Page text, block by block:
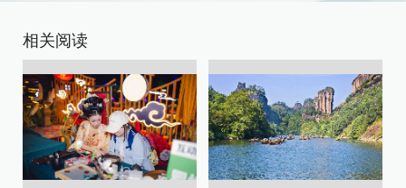
相关阅读